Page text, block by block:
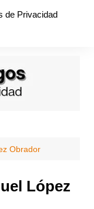
de Privacidad
Obrador
López